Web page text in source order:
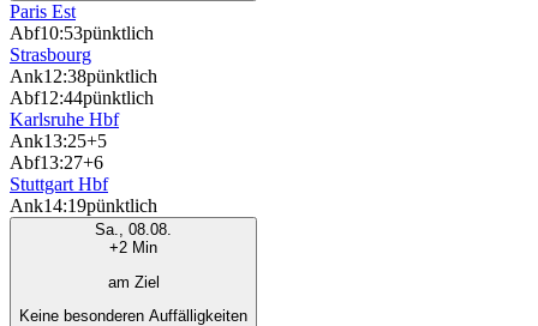
Paris Est
Abf10:53pünktlich
Strasbourg
Ank12:38pünktlich
Abf12:44pünktlich
Karlsruhe Hbf
Ank13:25+5
Abf13:27+6
Stuttgart Hbf
Ank14:19pünktlich
Sa., 08.08.
+2 Min
am Ziel
Keine besonderen Auffälligkeiten